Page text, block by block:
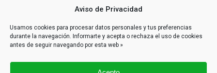
Aviso de Privacidad
Usamos cookies para procesar datos personales y tus preferencias
durante la navegación. Informarte y acepta o rechaza el uso de cookies
antes de seguir navegando por esta web »
Aviso legal Política de privacidad
Términos y Condiciones de Compra